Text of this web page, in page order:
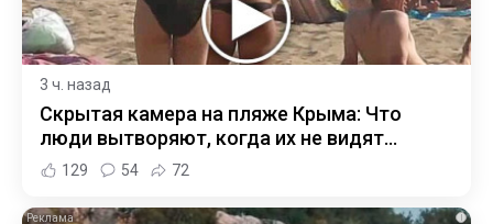
3 ч. назад
Скрытая камера на пляже Крыма: Что
люди вытворяют, когда их не видят...
129 54 72
i